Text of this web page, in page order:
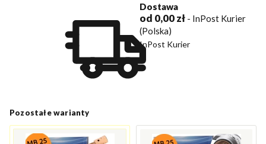
Pozostałe warianty
Dostawa
od 0,00 zł - InPost Kurier
(Polska)
InPost Kurier